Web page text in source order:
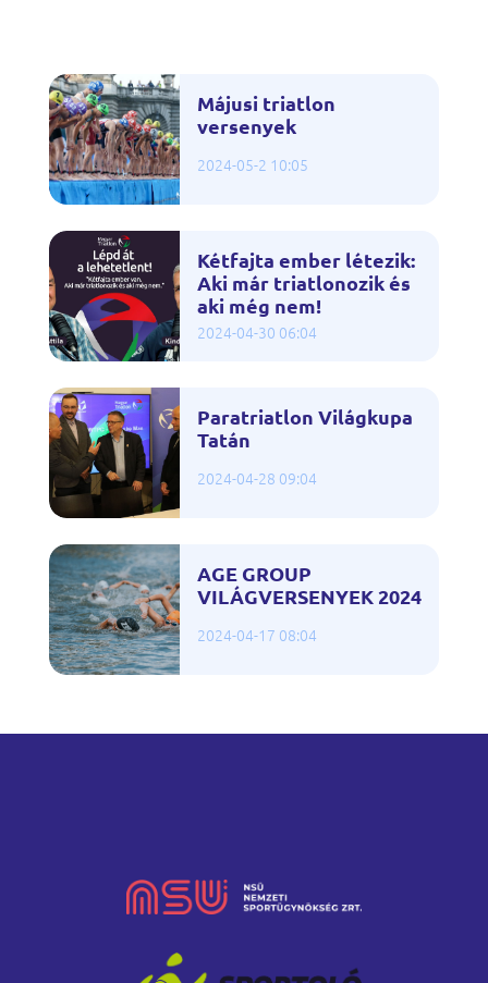
Májusi triatlon
versenyek
2024-05-2 10:05
Kétfajta ember létezik:
Aki már triatlonozik és
aki még nem!
2024-04-30 06:04
Paratriatlon Világkupa
Tatán
2024-04-28 09:04
AGE GROUP
VILÁGVERSENYEK 2024
2024-04-17 08:04